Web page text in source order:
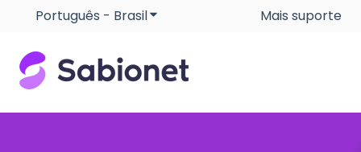
Português - BrasilMostrar submenu para traduções
Mais suporte